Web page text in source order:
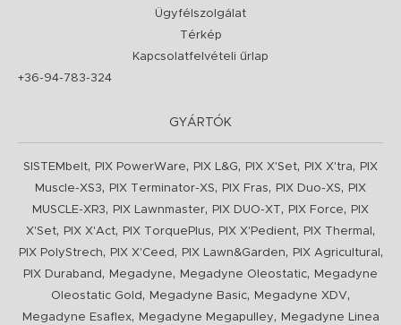
Ügyfélszolgálat
Térkép
Kapcsolatfelvételi űrlap
+36-94-783-324
GYÁRTÓK
SISTEMbelt, PIX PowerWare, PIX L&G, PIX X'Set, PIX X'tra,
PIX
Muscle-XS3, PIX Terminator-XS, PIX Fras, PIX Duo-XS,
PIX
MUSCLE-XR3, PIX Lawnmaster, PIX DUO-XT , PIX Force,
PIX
X'Set, PIX X'Act, PIX TorquePlus, PIX X'Pedient, PIX Thermal ,
PIX PolyStrech, PIX X'Ceed , PIX Lawn&Garden, PIX Agricultural ,
PIX Duraband , Megadyne, Megadyne Oleostatic,
Megadyne
Oleostatic Gold , Megadyne Basic, Megadyne XDV,
Megadyne Esaflex, Megadyne Megapulley,
Megadyne Linea